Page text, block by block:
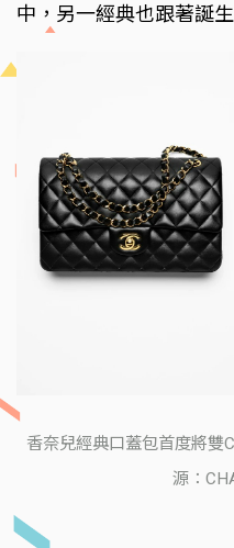
中，另一經典也跟著誕生
香奈兒經典口蓋包首度將雙
源：